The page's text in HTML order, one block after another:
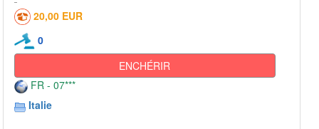
20,00 EUR
0
ENCHÉRIR
FR - 07***
Italie